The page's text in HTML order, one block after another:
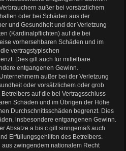
außer bei vorsätzlichem
oder bei Schäden aus der
und Gesundheit und der Verletzung
(Kardinalpflichten) auf die bei
vorhersehbaren Schäden und im
vertragstypischen
Dies gilt auch für mittelbare
entgangenen Gewinn.
außer bei der Verletzung
oder vorsätzlichem oder grob
auf die bei Vertragsschluss
Schäden und im Übrigen der Höhe
Durchschnittsschäden begrenzt. Dies
insbesondere entgangenen Gewinn.
Absätze a bis c gilt sinngemäß auch
Erfüllungsgehilfen des Betreibers.
zwingendem nationalem Recht